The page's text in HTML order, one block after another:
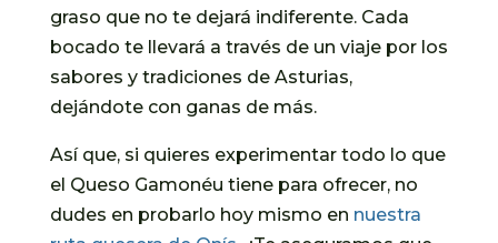
graso que no te dejará indiferente. Cada
bocado te llevará a través de un viaje por los
sabores y tradiciones de Asturias,
dejándote con ganas de más.
Así que, si quieres experimentar todo lo que
el Queso Gamonéu tiene para ofrecer, no
dudes en probarlo hoy mismo en nuestra